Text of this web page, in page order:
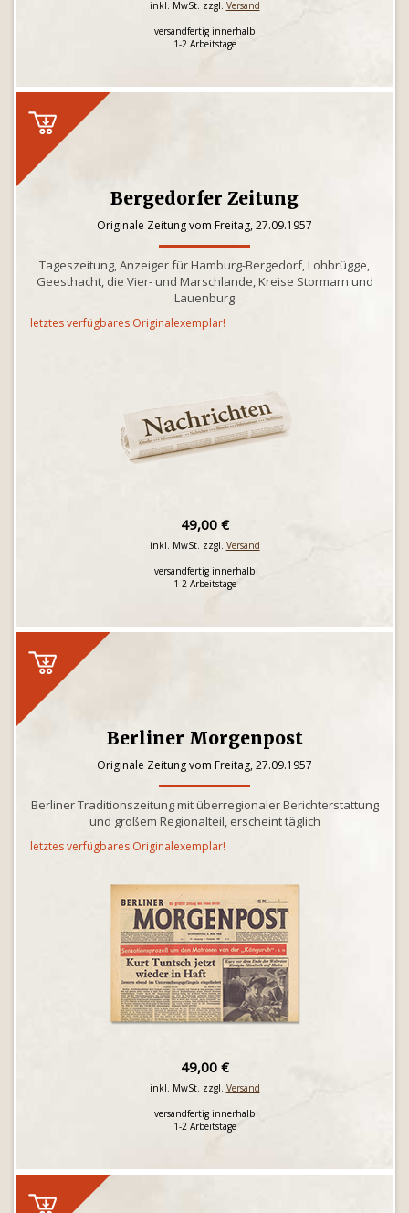
inkl. MwSt. zzgl. Versand
versandfertig innerhalb
1-2 Arbeitstage
Bergedorfer Zeitung
Originale Zeitung vom Freitag, 27.09.1957
Tageszeitung, Anzeiger für Hamburg-Bergedorf, Lohbrügge,
Geesthacht, die Vier- und Marschlande, Kreise Stormarn und
Lauenburg
letztes verfügbares Originalexemplar!
49,00 €
inkl. MwSt. zzgl. Versand
versandfertig innerhalb
1-2 Arbeitstage
Berliner Morgenpost
Originale Zeitung vom Freitag, 27.09.1957
Berliner Traditionszeitung mit überregionaler Berichterstattung
und großem Regionalteil, erscheint täglich
letztes verfügbares Originalexemplar!
49,00 €
inkl. MwSt. zzgl. Versand
versandfertig innerhalb
1-2 Arbeitstage